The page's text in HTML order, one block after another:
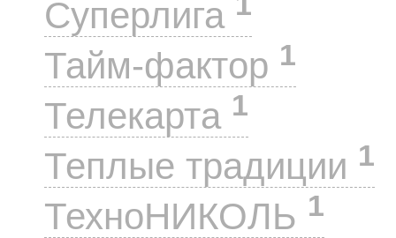
Суперлига
Тайм-фактор 1
Телекарта 1
Теплые традиции 1
ТехноНИКОЛЬ 1